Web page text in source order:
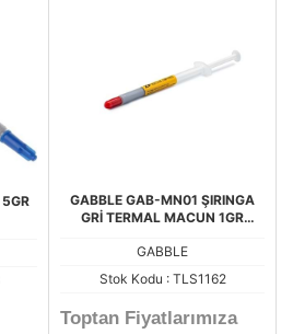
GABBLE GAB-MN01 ŞIRINGA
GRİ TERMAL MACUN 1GR
GABBLE
Stok Kodu : TLS1162
Toptan Fiyatlarımıza